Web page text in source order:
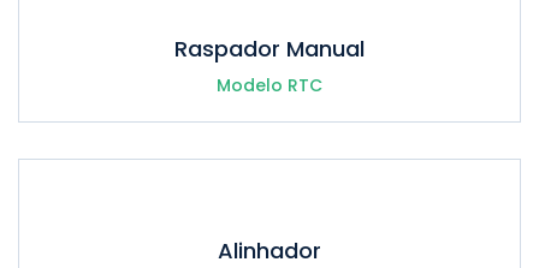
Raspador Manual
Modelo RTC
Alinhador